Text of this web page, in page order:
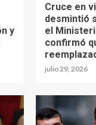
y
Cruce en
desmintió
el
confirmó
julio 29, 2026